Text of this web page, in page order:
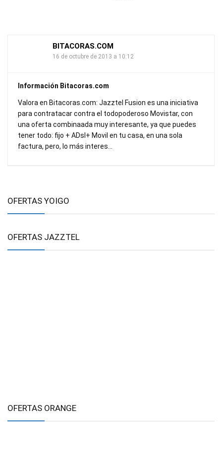
BITACORAS.COM
16 de octubre de 2013 a 10:12
Información Bitacoras.com
Valora en Bitacoras.com: Jazztel Fusion es una iniciativa
para contratacar contra el todopoderoso Movistar, con
una oferta combinaada muy interesante, ya que puedes
tener todo: fijo + ADsl+ Movil en tu casa, en una sola
factura, pero, lo más interes…
OFERTAS YOIGO
OFERTAS JAZZTEL
OFERTAS ORANGE